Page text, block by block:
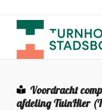
Voordracht
afdeling TuinHier